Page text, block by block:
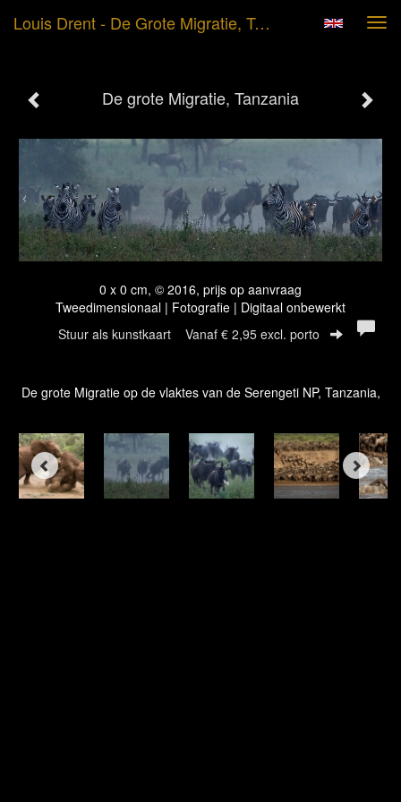
Louis Drent - De Grote Migratie, Tanzania
De grote Migratie, Tanzania
0 x 0 cm, © 2016, prijs op aanvraag
Tweedimensionaal | Fotografie | Digitaal onbewerkt
Stuur als kunstkaart Vanaf € 2,95 excl. porto
De grote Migratie op de vlaktes van de Serengeti NP, Tanzania,